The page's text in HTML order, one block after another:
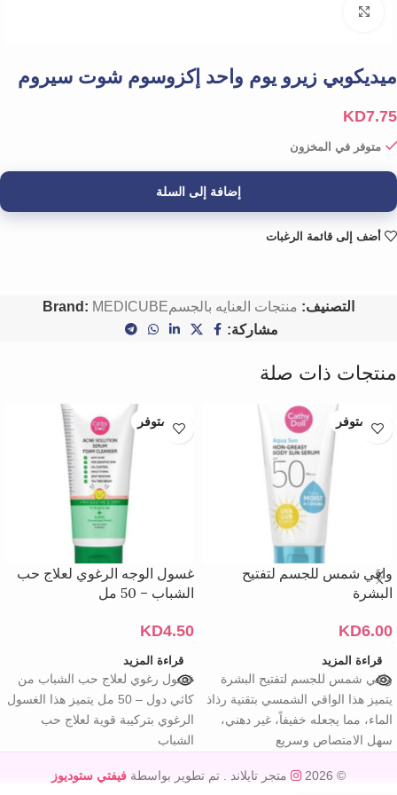
ميديكوبي زيرو يوم واحد إكزوسوم شوت سيروم
KD7.75
متوفر في المخزون
إضافة إلى السلة
أضف إلى قائمة الرغبات
التصنيف: منتجات العنايه بالجسم Brand: MEDICUBE
مشاركة:
منتجات ذات صلة
غير متوفر
واقي شمس للجسم لتفتيح
البشرة
KD6.00
قراءة المزيد
واقي شمس للجسم لتفتيح البشرة
يتميز هذا الواقي الشمسي بتقنية رذاذ
الماء، مما يجعله خفيفاً، غير دهني،
سهل الامتصاص وسريع
غير متوفر
غسول الوجه الرغوي لعلاج حب
الشباب – 50 مل
KD4.50
قراءة المزيد
غسول رغوي لعلاج حب الشباب من
كاثي دول – 50 مل يتميز هذا الغسول
الرغوي بتركيبة قوية لعلاج حب
الشباب
© 2026 متجر تايلاند . تم تطوير بواسطة فيفتي ستوديوز